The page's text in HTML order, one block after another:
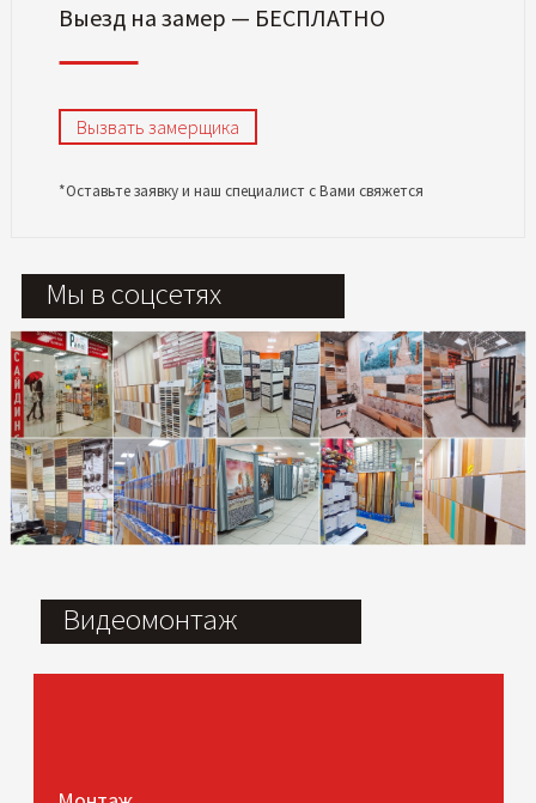
Выезд на замер — БЕСПЛАТНО
Вызвать замерщика
*Оставьте заявку и наш специалист с Вами свяжется
Мы в соцсетях
Видеомонтаж